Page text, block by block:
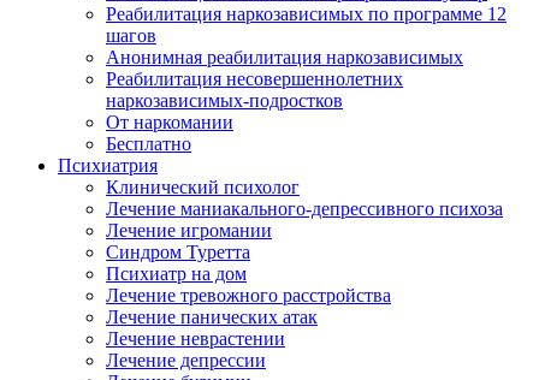
Реабилитация наркозависимых по программе 12
шагов
Анонимная реабилитация наркозависимых
Реабилитация несовершеннолетних
наркозависимых-подростков
От наркомании
Бесплатно
Психиатрия
Клинический психолог
Лечение маниакального-депрессивного психоза
Лечение игромании
Синдром Туретта
Психиатр на дом
Лечение тревожного расстройства
Лечение панических атак
Лечение неврастении
Лечение депрессии